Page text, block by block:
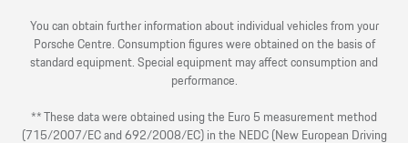
You can obtain further information about individual vehicles from your
Porsche Centre. Consumption figures were obtained on the basis of
standard equipment. Special equipment may affect consumption and
performance.
** These data were obtained using the Euro 5 measurement method
(715/2007/EC and 692/2008/EC) in the NEDC (New European Driving